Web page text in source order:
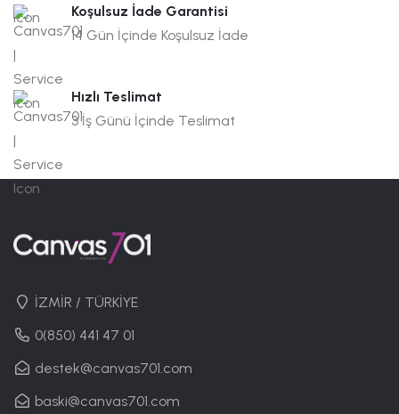
Koşulsuz İade Garantisi
14 Gün İçinde Koşulsuz İade
Hızlı Teslimat
3 İş Günü İçinde Teslimat
İZMİR / TÜRKİYE
0(850) 441 47 01
destek@canvas701.com
baski@canvas701.com